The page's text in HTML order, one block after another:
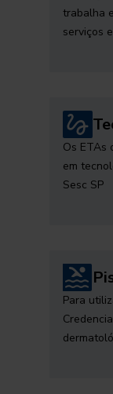
trabalha
serviços
Os ETAs
em
Sesc SP
Para